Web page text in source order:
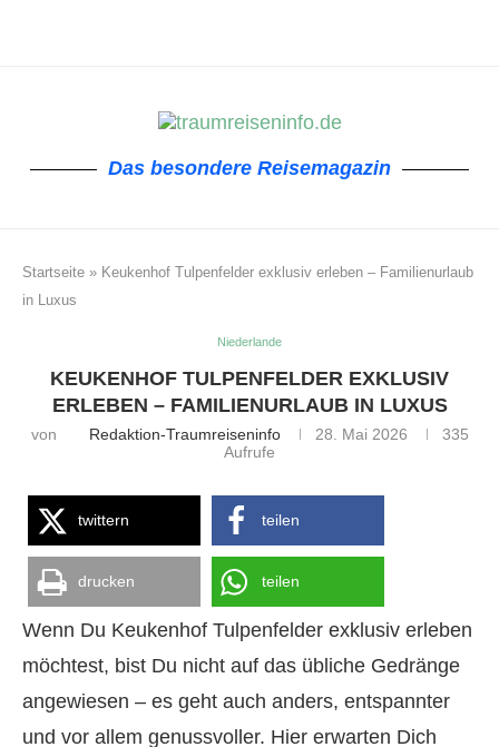
Das besondere Reisemagazin
Startseite » Keukenhof Tulpenfelder exklusiv erleben – Familienurlaub
in Luxus
Niederlande
KEUKENHOF TULPENFELDER EXKLUSIV
ERLEBEN – FAMILIENURLAUB IN LUXUS
von Redaktion-Traumreiseninfo 28. Mai 2026
335
Aufrufe
twittern teilen
drucken teilen
Wenn Du Keukenhof Tulpenfelder exklusiv erleben
möchtest, bist Du nicht auf das übliche Gedränge
angewiesen – es geht auch anders, entspannter
und vor allem genussvoller. Hier erwarten Dich